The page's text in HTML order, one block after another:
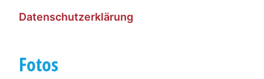
Daten­schut­z­er­klärung
Fotos